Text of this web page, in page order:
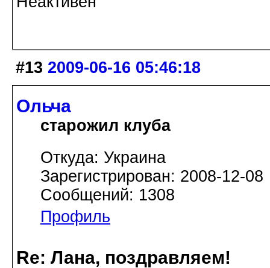
#13 2009-06-16 05:46:18
Ольча
старожил клуба
Откуда: Украина
Зарегистрирован: 2008-12-08
Сообщений: 1308
Профиль
Re: Лана, поздравляем!